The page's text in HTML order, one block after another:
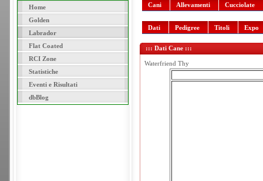
Home
Golden
Labrador
Flat Coated
RCI Zone
Statistiche
Eventi e Risultati
dbBlog
Cani Allevamenti Cucciolate
Dati Pedigree Titoli Expo
::: Dati Cane :::
Waterfriend Thy